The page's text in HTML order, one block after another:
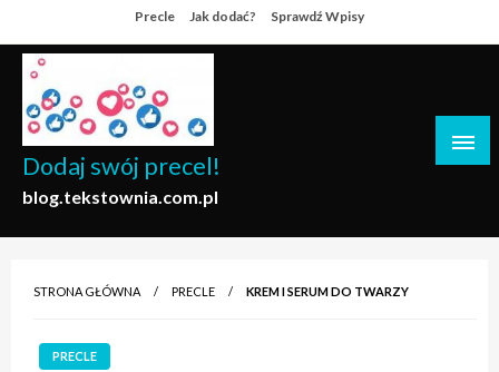
to
content
Precle Jak dodać? Sprawdź Wpisy
Dodaj swój precel!
blog.tekstownia.com.pl
STRONA GŁÓWNA PRECLE KREM I SERUM DO TWARZY
PRECLE